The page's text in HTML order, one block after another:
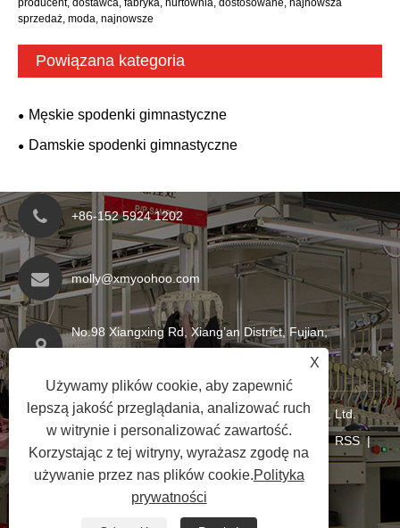
producent, dostawca, fabryka, hurtownia, dostosowane, najnowsza
sprzedaż, moda, najnowsze
Powiązana kategoria
Męskie spodenki gimnastyczne
Damskie spodenki gimnastyczne
+86-152 5924 1202
molly@xmyoohoo.com
No.98 Xiangxing Rd, Xiang’an District, Fujian,
Copyright © 2024 Xiamen Evaricky Trading Co., Ltd.
Wszelkie prawa zastrzeżoneLinks|Sitemap |RSS|
Polityka prywatności|
X
Używamy plików cookie, aby zapewnić
lepszą jakość przeglądania, analizować ruch
w witrynie i personalizować zawartość.
Korzystając z tej witryny, wyrażasz zgodę na
używanie przez nas plików cookie.Polityka
prywatności